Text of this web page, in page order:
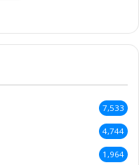
7,533
4,744
1,964